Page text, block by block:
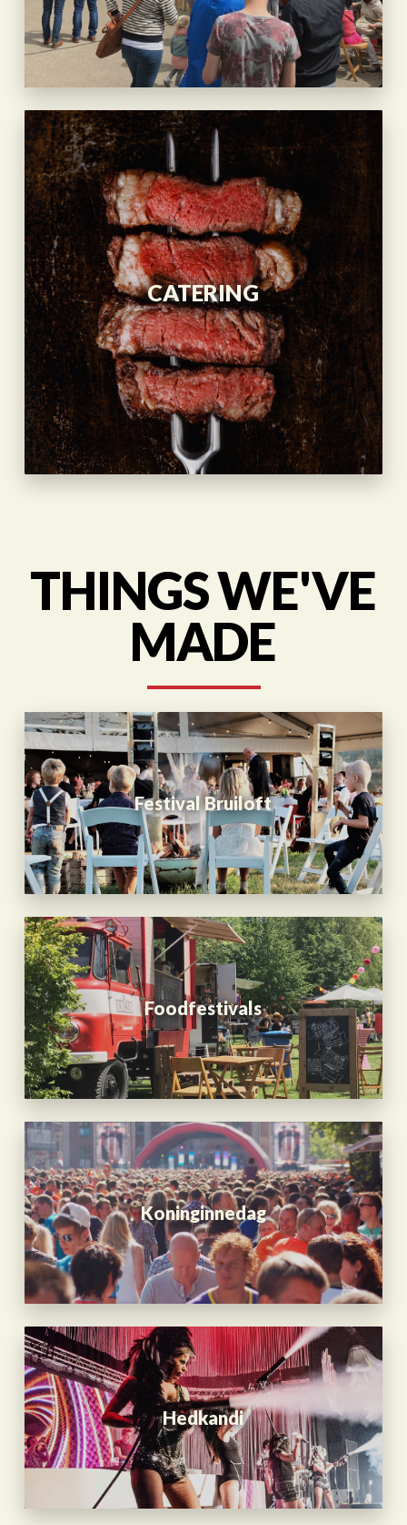
CATERING
THINGS WE'VE
MADE
Festival Bruiloft
Foodfestivals
Koninginnedag
Hedkandi